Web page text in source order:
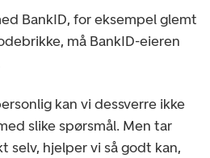
BankID, for eksempel glemt
må BankID-eieren
kan vi dessverre ikke
slike spørsmål. Men tar
selv, hjelper vi så godt kan,